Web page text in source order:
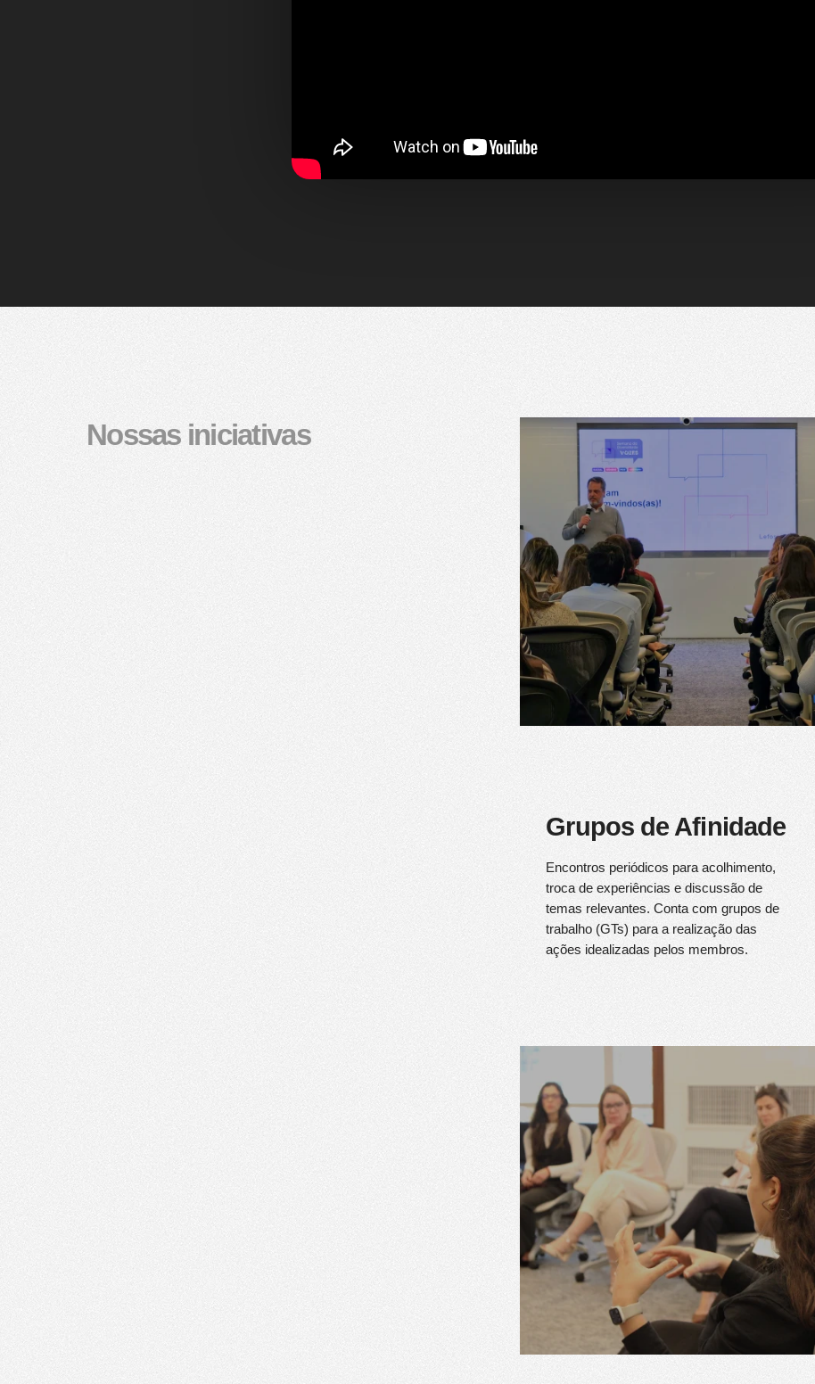
Nossas iniciativas
Grupos de Afinidade
Encontros periódicos para acolhimento,
troca de experiências e discussão de
temas relevantes. Conta com grupos de
trabalho (GTs) para a realização das
ações idealizadas pelos membros.